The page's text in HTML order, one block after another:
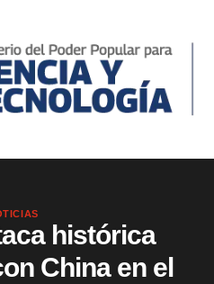
histórica
China en el